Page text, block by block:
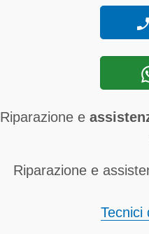
Riparazione e
Riparazione e
Tecnici